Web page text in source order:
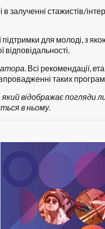
залученні стажистів/
підтримки для молоді, з
відповідальності.
. Всі рекомендації,
впровадженні таких програм
який відображає погляди
в ньому.